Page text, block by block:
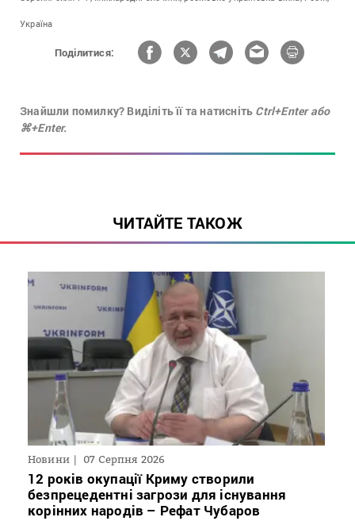
Україна
Поділитися:
Знайшли помилку? Виділіть її та натисніть Ctrl+Enter або
⌘+Enter.
ЧИТАЙТЕ ТАКОЖ
Новини 07 Серпня 2026
12 років окупації Криму створили
безпрецедентні загрози для існування
корінних народів – Рефат Чубаров